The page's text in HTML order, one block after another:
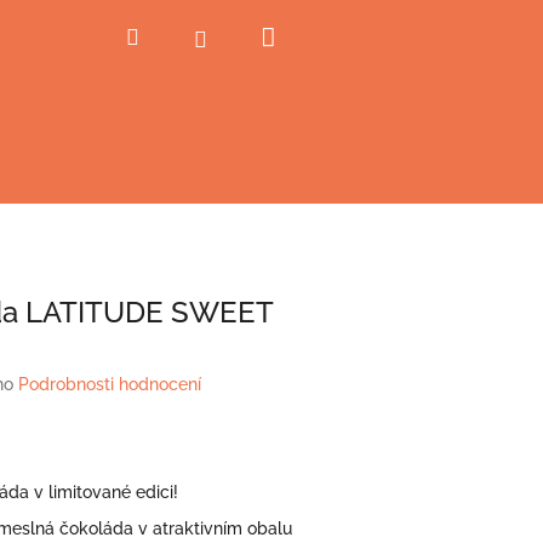
Hledat Přihlášení
LATITUDE SWEET
Podrobnosti hodnocení
v limitované edici!
čokoláda v atraktivním obalu